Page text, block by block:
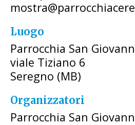
Luogo
Parrocchia San
viale Tiziano 6
Seregno (MB)
Organizzatori
Parrocchia San